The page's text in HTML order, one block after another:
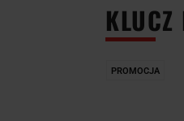
PROMOCJA